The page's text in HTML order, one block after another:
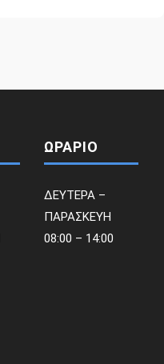
ΩΡΑΡΙΟ
ΔΕΥΤΕΡΑ –
ΠΑΡΑΣΚΕΥΗ
08:00 – 14:00